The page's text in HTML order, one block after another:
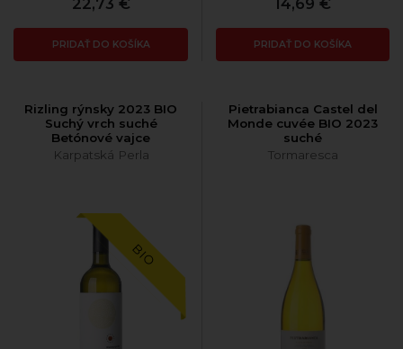
PRIDAŤ DO KOŠÍKA PRIDAŤ DO KOŠÍKA
Rizling rýnsky 2023 BIO
Suchý vrch suché
Betónové vajce
Karpatská Perla
BIO
Pietrabianca Castel del
Monde cuvée BIO 2023
suché
Tormaresca